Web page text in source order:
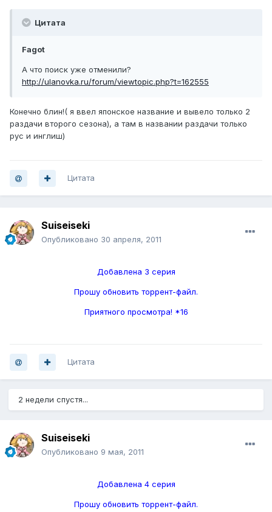
Цитата
Fagot
А что поиск уже отменили?
http://ulanovka.ru/forum/viewtopic.php?t=162555
Конечно блин!( я ввел японское название и вывело только 2
раздачи второго сезона), а там в названии раздачи только
рус и инглиш)
Цитата
Suiseiseki
Опубликовано 30 апреля, 2011
Добавлена 3 серия
Прошу обновить торрент-файл.
Приятного просмотра! *16
Цитата
2 недели спустя...
Suiseiseki
Опубликовано 9 мая, 2011
Добавлена 4 серия
Прошу обновить торрент-файл.